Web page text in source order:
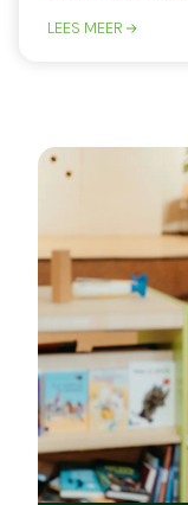
LEES MEER